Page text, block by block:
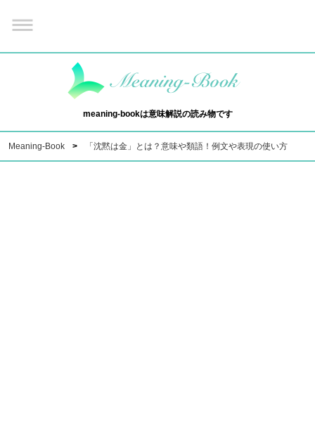
meaning-bookは意味解説の読み物です
Meaning-Book 「沈黙は金」とは？意味や類語！例文や表現の使い方